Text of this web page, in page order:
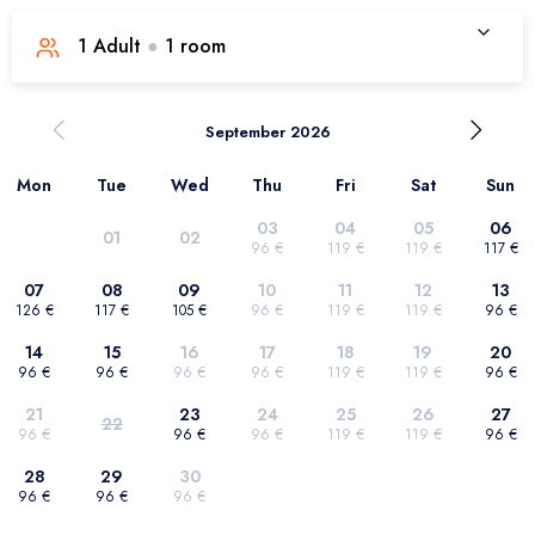
1 Adult ● 1 room
Number of adults 1
September 2026
Mon Tue Wed Thu Fri Sat Sun
01 02 03
96 €
04
119 €
05
119 €
06
117 €
07
126 €
08
117 €
09
105 €
10
96 €
11
119 €
12
119 €
13
96 €
14
96 €
15
96 €
16
96 €
17
96 €
18
119 €
19
119 €
20
96 €
21
96 € 22 23
96 €
24
96 €
25
119 €
26
119 €
27
96 €
28
96 €
29
96 €
30
96 €